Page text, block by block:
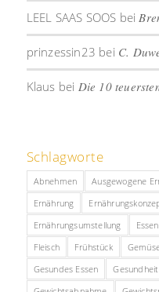
LEEL SAAS SOOS bei
prinzessin23 bei C.
Klaus bei Die 10
Schlagworte
Abnehmen Ausgewogene
Ernährung
Ernährungsumstellung
Fleisch
Frühstück
Gesundes Essen
Gesundheit